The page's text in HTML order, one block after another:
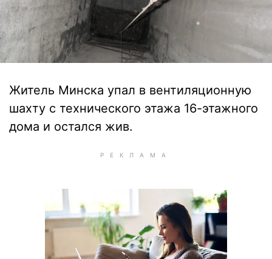
Житель Минска упал в вентиляционную
шахту с технического этажа 16-этажного
дома и остался жив.